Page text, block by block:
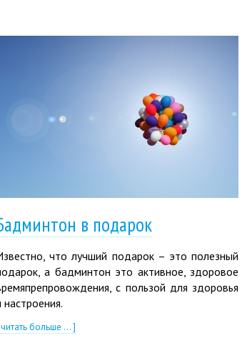
в подарок
что лучший подарок – это полезный
а бадминтон это активное, здоровое
с пользой для здоровья
настроения.
больше ... ]